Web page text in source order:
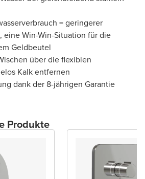
= geringerer
eine Win-Win-Situation für die
Geldbeutel
über die flexiblen
Kalk entfernen
dank der 8-jährigen Garantie
Produkte